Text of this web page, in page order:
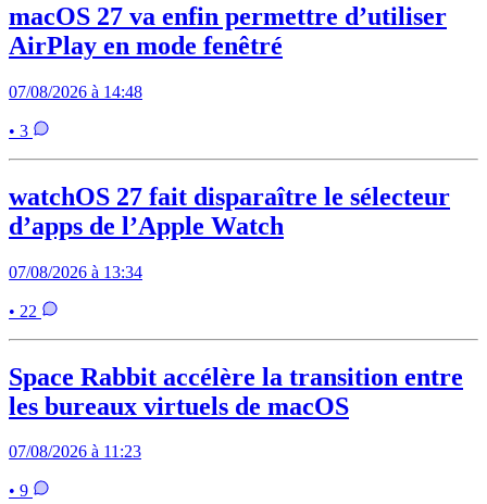
macOS 27 va enfin permettre d’utiliser
AirPlay en mode fenêtré
07/08/2026 à 14:48
• 3
watchOS 27 fait disparaître le sélecteur
d’apps de l’Apple Watch
07/08/2026 à 13:34
• 22
Space Rabbit accélère la transition entre
les bureaux virtuels de macOS
07/08/2026 à 11:23
• 9